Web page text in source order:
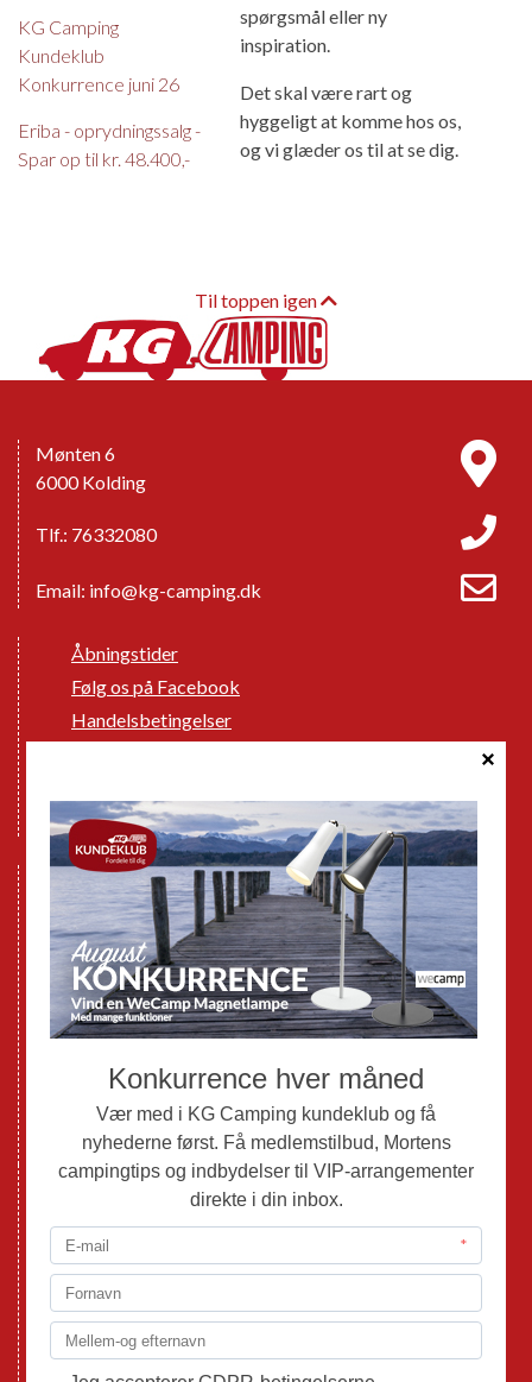
KG Camping
Kundeklub
Konkurrence juni 26
Eriba - oprydningssalg -
Spar op til kr. 48.400,-
spørgsmål eller ny
inspiration.
Det skal være rart og
hyggeligt at komme hos os,
og vi glæder os til at se dig.
Til toppen igen
Mønten 6
6000 Kolding
Tlf.: 76332080
Email: info@kg-camping.dk
Åbningstider
Følg os på Facebook
Handelsbetingelser
GPDR - Optagelse af foto og video
Nye Campingvogne
Nye Autocampere og Vans
Brugte Campingvogne
Brugte Autocampere og Vans
Webshop
Mortens Campingtips
KG Camping Kundeklub
Nyheder
Adria
Adria Autocampere
Eriba
Fendt
Hobby